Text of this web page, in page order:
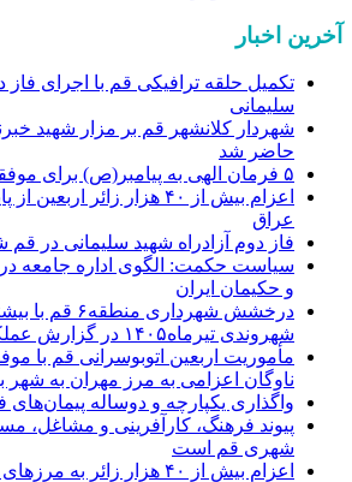
آخرین اخبار
تکمیل حلقه ترافیکی قم با اجرای فاز
سلیمانی
شهردار کلانشهر قم بر مزار شهید
حاضر شد
۵ فرمان الهی به پیامبر(ص) برای موفقیت و تعالی جامعه
اعزام بیش از ۴۰ هزار زائر
عراق
فاز دوم آزادراه شهید سلیمانی در
سیاست حکمت: الگوی اداره جامعه در
و حکیمان ایران
درخشش شهرداری
شهروندی تیرماه۱۴۰۵ در گزارش عملکرد۱۳۷
مأموریت اربعین اتوبوسرانی قم با
ناوگان اعزامی به مرز مهران به
واگذاری یکپارچه و دوساله
پیوند فرهنگ، کارآفرینی و مشاغل،
شهری قم است
اعزام بیش از ۴۰ هزار زائر